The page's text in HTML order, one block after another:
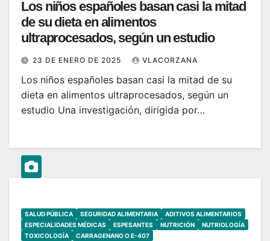
Los niños españoles basan casi la mitad
de su dieta en alimentos
ultraprocesados, según un estudio
23 DE ENERO DE 2025 VLACORZANA
Los niños españoles basan casi la mitad de su
dieta en alimentos ultraprocesados, según un
estudio Una investigación, dirigida por…
SALUD PÚBLICA SEGURIDAD ALIMENTARIA
ADITIVOS ALIMENTARIOS
ESPECIALIDADES MÉDICAS
ESPESANTES NUTRICIÓN
NUTRIOLOGÍA
TOXICOLOGÍA
CARRAGENANO O E-407